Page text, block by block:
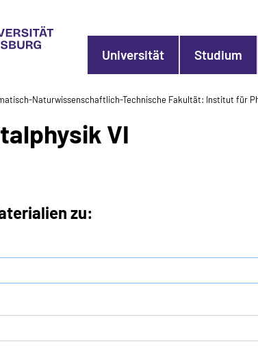
Universität Studium
Naturwissenschaftlich-Technische Fakultät Institut für
VI
zu: